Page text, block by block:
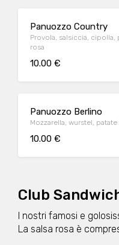
Panuozzo Country
Provola, salsiccia, cipolla,
rosa
10.00 €
Panuozzo Berlino
Mozzarella, wurstel,
10.00 €
Club
I nostri famosi e
La salsa rosa è